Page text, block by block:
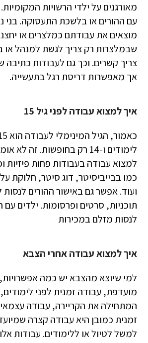
מאורגנים על ילדי הרשויות
עם ההורים או בלשכת התעסוקה. בני
מוצאים את עבודתם כמלצרים או
שבמלצרות רק צריך לגשת למנהל או
צריך קשרים. וכך גם לעבודות כתיבה
אך מאפשרות דריסת רגל בתעשייה.
איך למצוא עבודה לפני גיל 15
לימודים ו-14 רק בחופשות. זה
למצוא עבודה בעבודות פחות פיזיות
כמו בבייביסיטר, דוג סיטר, חלוקת
ועוד. אפשר גם באישור ההורים לנסות
תוכניות, סרטים ופרסומות. ילדים עם
לנסות מזלם במכירות
איך למצוא עבודה אחרי הצבא
למי שיוצא מהצבא יש כמה
מועדפת, עבודה זמנית לפני
המתחילה את הקריירה, עבודה
זמנית כמובן היא עבודה קצרה
למשל לטיול או ללימודים. עבודות